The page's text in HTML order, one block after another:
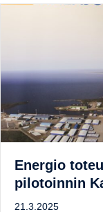
Energio
pilotoinnin
21.3.2025